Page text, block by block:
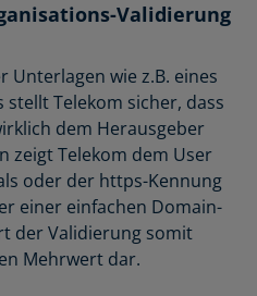
Validierung
wie z.B. eines
Telekom sicher, dass
dem Herausgeber
zeigt Telekom dem User
oder der https-Kennung
einer einfachen Domain-
der Validierung somit
Mehrwert dar.